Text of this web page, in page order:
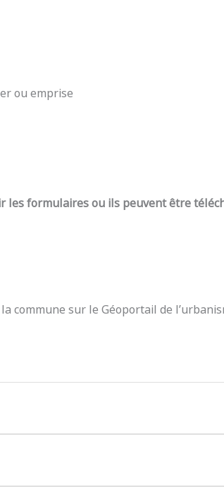
ou emprise
les formulaires ou ils peuvent être
commune sur le Géoportail de